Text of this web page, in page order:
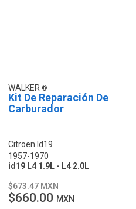
WALKER
Kit De Reparación De
Carburador
Citroen Id19
1957-1970
id19 L4 1.9L - L4 2.0L
$673.47 MXN
$660.00 MXN